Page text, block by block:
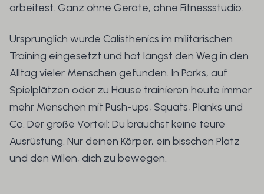
arbeitest. Ganz ohne Geräte, ohne Fitnessstudio.
Ursprünglich wurde Calisthenics im militärischen
Training eingesetzt und hat längst den Weg in den
Alltag vieler Menschen gefunden. In Parks, auf
Spielplätzen oder zu Hause trainieren heute immer
mehr Menschen mit Push-ups, Squats, Planks und
Co. Der große Vorteil: Du brauchst keine teure
Ausrüstung. Nur deinen Körper, ein bisschen Platz
und den Willen, dich zu bewegen.